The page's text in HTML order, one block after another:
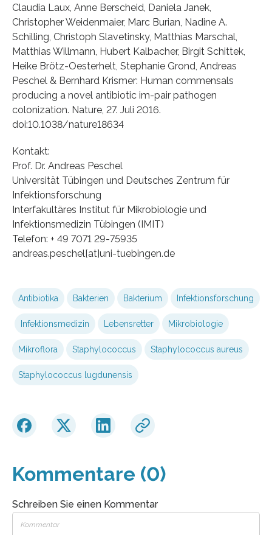
Claudia Laux, Anne Berscheid, Daniela Janek,
Christopher Weidenmaier, Marc Burian, Nadine A.
Schilling, Christoph Slavetinsky, Matthias Marschal,
Matthias Willmann, Hubert Kalbacher, Birgit Schittek,
Heike Brötz-Oesterhelt, Stephanie Grond, Andreas
Peschel & Bernhard Krismer: Human commensals
producing a novel antibiotic im-pair pathogen
colonization. Nature, 27. Juli 2016.
doi:10.1038/nature18634
Kontakt:
Prof. Dr. Andreas Peschel
Universität Tübingen und Deutsches Zentrum für
Infektionsforschung
Interfakultäres Institut für Mikrobiologie und
Infektionsmedizin Tübingen (IMIT)
Telefon: + 49 7071 29-75935
andreas.peschel[at]uni-tuebingen.de
Antibiotika Bakterien Bakterium Infektionsforschung
Infektionsmedizin Lebensretter Mikrobiologie
Mikroflora Staphylococcus Staphylococcus aureus
Staphylococcus lugdunensis
Kommentare (0)
Schreiben Sie einen Kommentar